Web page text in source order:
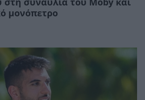
συναυλία του Moby και
μονόπετρο